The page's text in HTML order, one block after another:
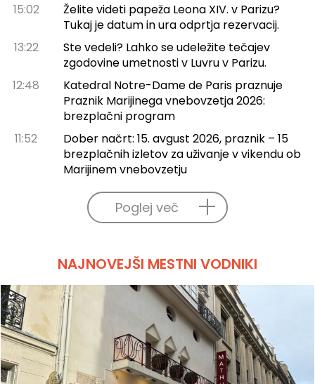
15:02
Želite videti papeža Leona XIV. v Parizu?
Tukaj je datum in ura odprtja rezervacij.
13:22
Ste vedeli? Lahko se udeležite tečajev
zgodovine umetnosti v Luvru v Parizu.
12:48
Katedral Notre-Dame de Paris praznuje
Praznik Marijinega vnebovzetja 2026:
brezplačni program
11:52
Dober načrt: 15. avgust 2026, praznik – 15
brezplačnih izletov za uživanje v vikendu ob
Marijinem vnebovzetju
Poglej več
NAJNOVEJŠI MESTNI VODNIKI